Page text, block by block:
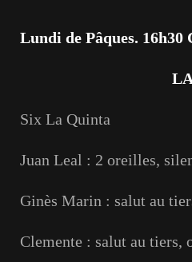
Lundi de Pâques. 16h30
Six La Quinta
Juan Leal : 2 oreilles,
Ginès Marin : salut au
Clemente : salut au tiers,